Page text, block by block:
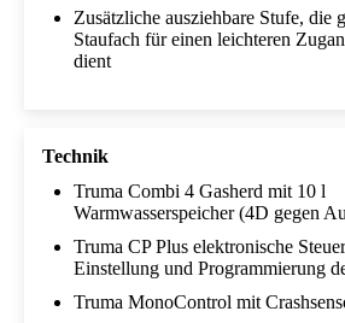
Zusätzliche ausziehbare Stufe, die
Staufach für einen leichteren
dient
Technik
Truma Combi 4 Gasherd mit 10 l
Warmwasserspeicher (4D gegen
Truma CP Plus elektronische
Einstellung und Programmierung
Truma MonoControl mit